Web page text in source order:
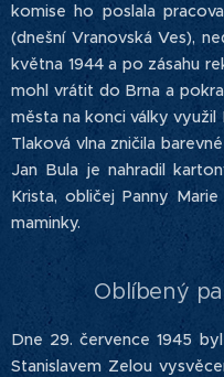
komise ho poslala
(dnešní Vranovská Ves),
května 1944 a po zásahu
mohl vrátit do Brna a
města na konci války využil
Tlaková vlna zničila
Jan Bula je nahradil
Krista, obličej Panny
maminky.
Oblíbený pan
Dne 29. července 1945
Stanislavem Zelou